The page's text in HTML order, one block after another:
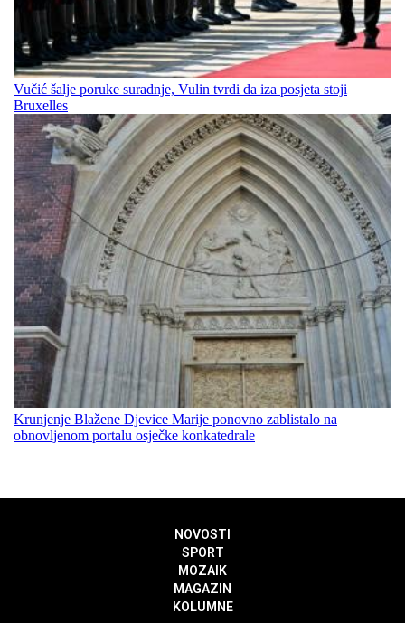
Vučić šalje poruke suradnje, Vulin tvrdi da iza posjeta stoji
Bruxelles
Krunjenje Blažene Djevice Marije ponovno zablistalo na
obnovljenom portalu osječke konkatedrale
NOVOSTI
SPORT
MOZAIK
MAGAZIN
KOLUMNE